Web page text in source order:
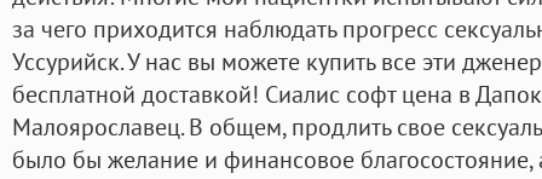
за чего приходится наблюдать прогресс
Уссурийск. У нас вы можете купить все эти
бесплатной доставкой! Сиалис софт цена в
Малоярославец. В общем, продлить свое
было бы желание и финансовое благосостояние,